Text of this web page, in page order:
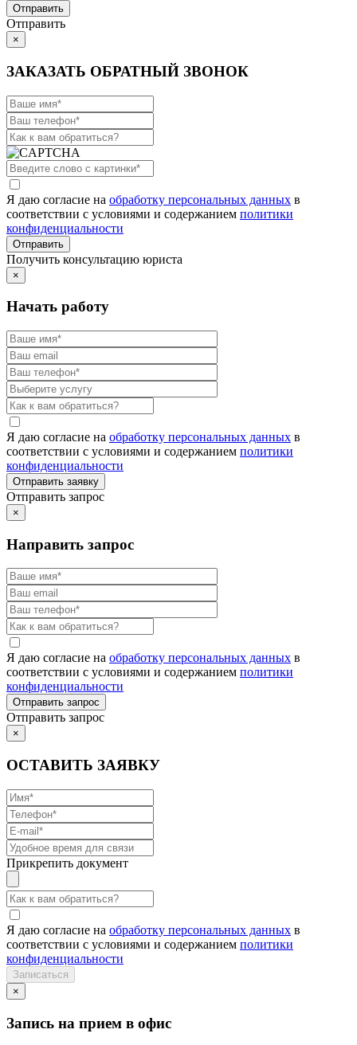
Отправить
×
ЗАКАЗАТЬ ОБРАТНЫЙ ЗВОНОК
Я даю согласие на обработку персональных данных в
соответствии с условиями и содержанием политики
конфиденциальности
Получить консультацию юриста
×
Начать работу
Я даю согласие на обработку персональных данных в
соответствии с условиями и содержанием политики
конфиденциальности
Отправить запрос
×
Направить запрос
Я даю согласие на обработку персональных данных в
соответствии с условиями и содержанием политики
конфиденциальности
Отправить запрос
×
ОСТАВИТЬ ЗАЯВКУ
Прикрепить документ
Я даю согласие на обработку персональных данных в
соответствии с условиями и содержанием политики
конфиденциальности
×
Запись на прием в офис